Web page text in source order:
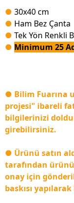
● 30x40 cm
● Ham Bez Çanta
● Tek Yön Renkli
● Minimum 25
● Bilim Fuarına
projesi" ibareli
bilgilerinizi
girebilirsiniz.
● Ürünü satın
tarafından
onay için
baskısı